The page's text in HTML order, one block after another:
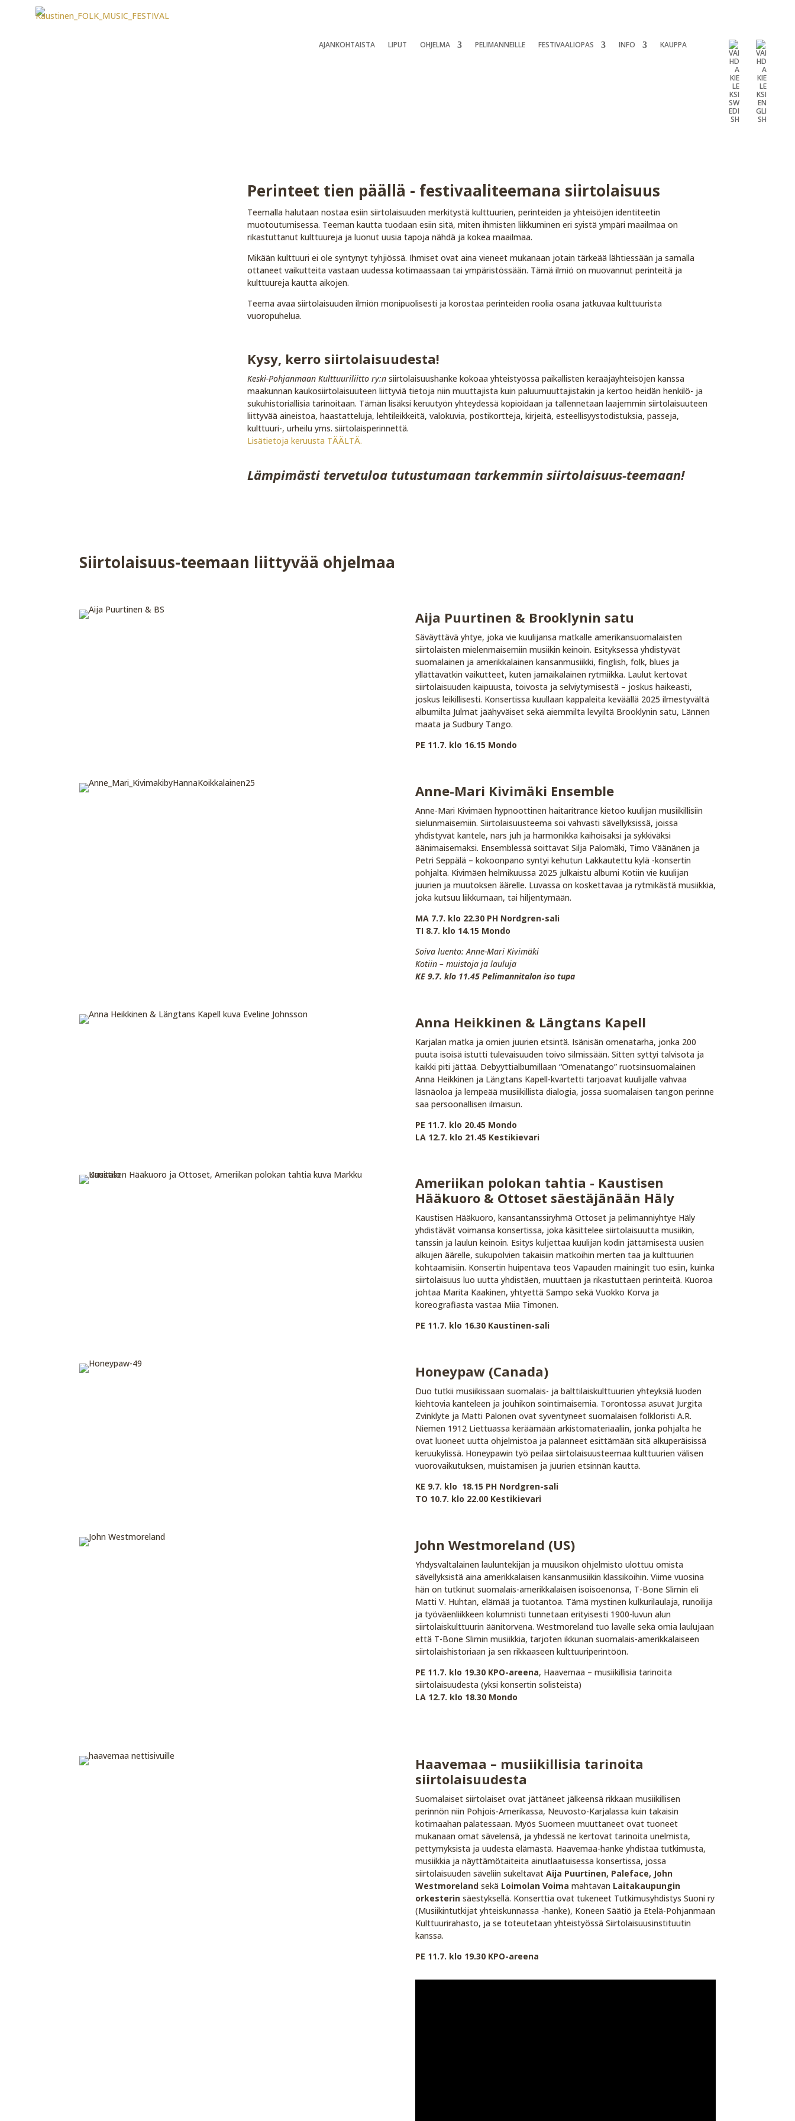
AJANKOHTAISTA LIPUT OHJELMA PELIMANNEILLE FESTIVAALIOPAS INFO KAUPPA
Perinteet tien päällä - festivaaliteemana siirtolaisuus
Teemalla halutaan nostaa esiin siirtolaisuuden merkitystä kulttuurien, perinteiden ja yhteisöjen identiteetin
muotoutumisessa. Teeman kautta tuodaan esiin sitä, miten ihmisten liikkuminen eri syistä ympäri maailmaa on
rikastuttanut kulttuureja ja luonut uusia tapoja nähdä ja kokea maailmaa.
Mikään kulttuuri ei ole syntynyt tyhjiössä. Ihmiset ovat aina vieneet mukanaan jotain tärkeää lähtiessään ja samalla
ottaneet vaikutteita vastaan uudessa kotimaassaan tai ympäristössään. Tämä ilmiö on muovannut perinteitä ja
kulttuureja kautta aikojen.
Teema avaa siirtolaisuuden ilmiön monipuolisesti ja korostaa perinteiden roolia osana jatkuvaa kulttuurista
vuoropuhelua.
Kysy, kerro siirtolaisuudesta!
Keski-Pohjanmaan Kulttuuriliitto ry:nsiirtolaisuushanke kokoaa yhteistyössä paikallisten kerääjäyhteisöjen kanssa
maakunnan kaukosiirtolaisuuteen liittyviä tietoja niin muuttajista kuin paluumuuttajistakin ja kertoo heidän henkilö- ja
sukuhistoriallisia tarinoitaan. Tämän lisäksi keruutyön yhteydessä kopioidaan ja tallennetaan laajemmin siirtolaisuuteen
liittyvää aineistoa, haastatteluja, lehtileikkeitä, valokuvia, postikortteja, kirjeitä, esteellisyystodistuksia, passeja,
kulttuuri-, urheilu yms. siirtolaisperinnettä.
Lisätietoja keruusta TÄÄLTÄ.
Lämpimästi tervetuloa tutustumaan tarkemmin siirtolaisuus-teemaan!
Siirtolaisuus-teemaan liittyvää ohjelmaa
Aija Puurtinen & Brooklynin satu
Säväyttävä yhtye, joka vie kuulijansa matkalle amerikansuomalaisten
siirtolaisten mielenmaisemiin musiikin keinoin. Esityksessä yhdistyvät
suomalainen ja amerikkalainen kansanmusiikki, finglish, folk, blues ja
yllättävätkin vaikutteet, kuten jamaikalainen rytmiikka. Laulut kertovat
siirtolaisuuden kaipuusta, toivosta ja selviytymisestä – joskus haikeasti,
joskus leikillisesti. Konsertissa kuullaan kappaleita keväällä 2025 ilmestyvältä
albumilta Julmat jäähyväiset sekä aiemmilta levyiltä Brooklynin satu, Lännen
maata ja Sudbury Tango.
PE 11.7. klo 16.15 Mondo
Anne-Mari Kivimäki Ensemble
Anne-Mari Kivimäen hypnoottinen haitaritrance kietoo kuulijan musiikillisiin
sielunmaisemiin. Siirtolaisuusteema soi vahvasti sävellyksissä, joissa
yhdistyvät kantele, nars juh ja harmonikka kaihoisaksi ja sykkiväksi
äänimaisemaksi. Ensemblessä soittavat Silja Palomäki, Timo Väänänen ja
Petri Seppälä – kokoonpano syntyi kehutun Lakkautettu kylä -konsertin
pohjalta. Kivimäen helmikuussa 2025 julkaistu albumi Kotiin vie kuulijan
juurien ja muutoksen äärelle. Luvassa on koskettavaa ja rytmikästä musiikkia,
joka kutsuu liikkumaan, tai hiljentymään.
MA 7.7. klo 22.30 PH Nordgren-sali
TI 8.7. klo 14.15 Mondo
Soiva luento: Anne-Mari Kivimäki
Kotiin – muistoja ja lauluja
KE 9.7. klo 11.45 Pelimannitalon iso tupa
Anna Heikkinen & Längtans Kapell
Karjalan matka ja omien juurien etsintä. Isänisän omenatarha, jonka 200
puuta isoisä istutti tulevaisuuden toivo silmissään. Sitten syttyi talvisota ja
kaikki piti jättää. Debyyttialbumillaan “Omenatango” ruotsinsuomalainen
Anna Heikkinen ja Längtans Kapell-kvartetti tarjoavat kuulijalle vahvaa
läsnäoloa ja lempeää musiikillista dialogia, jossa suomalaisen tangon perinne
saa persoonallisen ilmaisun.
PE 11.7. klo 20.45 Mondo
LA 12.7. klo 21.45 Kestikievari
Ameriikan polokan tahtia - Kaustisen
Hääkuoro & Ottoset säestäjänään Häly
Kaustisen Hääkuoro, kansantanssiryhmä Ottoset ja pelimanniyhtye Häly
yhdistävät voimansa konsertissa, joka käsittelee siirtolaisuutta musiikin,
tanssin ja laulun keinoin. Esitys kuljettaa kuulijan kodin jättämisestä uusien
alkujen äärelle, sukupolvien takaisiin matkoihin merten taa ja kulttuurien
kohtaamisiin. Konsertin huipentava teos Vapauden mainingit tuo esiin, kuinka
siirtolaisuus luo uutta yhdistäen, muuttaen ja rikastuttaen perinteitä. Kuoroa
johtaa Marita Kaakinen, yhtyettä Sampo sekä Vuokko Korva ja
koreografiasta vastaa Miia Timonen.
PE 11.7. klo 16.30 Kaustinen-sali
Honeypaw (Canada)
Duo tutkii musiikissaan suomalais- ja balttilaiskulttuurien yhteyksiä luoden
kiehtovia kanteleen ja jouhikon sointimaisemia. Torontossa asuvat Jurgita
Zvinklyte ja Matti Palonen ovat syventyneet suomalaisen folkloristi A.R.
Niemen 1912 Liettuassa keräämään arkistomateriaaliin, jonka pohjalta he
ovat luoneet uutta ohjelmistoa ja palanneet esittämään sitä alkuperäisissä
keruukylissä. Honeypawin työ peilaa siirtolaisuusteemaa kulttuurien välisen
vuorovaikutuksen, muistamisen ja juurien etsinnän kautta.
KE 9.7. klo 18.15 PH Nordgren-sali
TO 10.7. klo 22.00 Kestikievari
John Westmoreland (US)
Yhdysvaltalainen lauluntekijän ja muusikon ohjelmisto ulottuu omista
sävellyksistä aina amerikkalaisen kansanmusiikin klassikoihin. Viime vuosina
hän on tutkinut suomalais-amerikkalaisen isoisoenonsa, T-Bone Slimin eli
Matti V. Huhtan, elämää ja tuotantoa. Tämä mystinen kulkurilaulaja, runoilija
ja työväenliikkeen kolumnisti tunnetaan erityisesti 1900-luvun alun
siirtolaiskulttuurin äänitorvena. Westmoreland tuo lavalle sekä omia laulujaan
että T-Bone Slimin musiikkia, tarjoten ikkunan suomalais-amerikkalaiseen
siirtolaishistoriaan ja sen rikkaaseen kulttuuriperintöön.
PE 11.7. klo 19.30 KPO-areena, Haavemaa – musiikillisia tarinoita
siirtolaisuudesta (yksi konsertin solisteista)
LA 12.7. klo 18.30 Mondo
Haavemaa – musiikillisia tarinoita
siirtolaisuudesta
Suomalaiset siirtolaiset ovat jättäneet jälkeensä rikkaan musiikillisen
perinnön niin Pohjois-Amerikassa, Neuvosto-Karjalassa kuin takaisin
kotimaahan palatessaan. Myös Suomeen muuttaneet ovat tuoneet
mukanaan omat sävelensä, ja yhdessä ne kertovat tarinoita unelmista,
pettymyksistä ja uudesta elämästä. Haavemaa-hanke yhdistää tutkimusta,
musiikkia ja näyttämötaiteita ainutlaatuisessa konsertissa, jossa
siirtolaisuuden säveliin sukeltavat Aija Puurtinen, Paleface, John
Westmorelandsekä Loimolan Voima mahtavan Laitakaupungin
orkesterinsäestyksellä. Konserttia ovat tukeneet Tutkimusyhdistys Suoni ry
(Musiikintutkijat yhteiskunnassa -hanke), Koneen Säätiö ja Etelä-Pohjanmaan
Kulttuurirahasto, ja se toteutetaan yhteistyössä Siirtolaisuusinstituutin
kanssa.
PE 11.7. klo 19.30 KPO-areena